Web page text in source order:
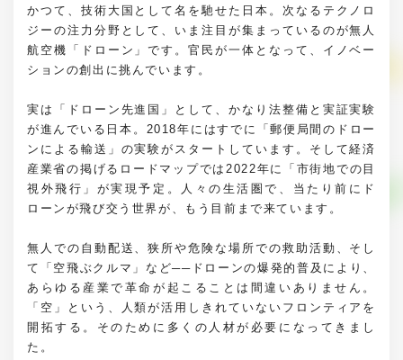
かつて、技術大国として名を馳せた日本。次なるテクノロ
ジーの注力分野として、いま注目が集まっているのが無人
航空機「ドローン」です。官民が一体となって、イノベー
ションの創出に挑んでいます。
実は「ドローン先進国」として、かなり法整備と実証実験
が進んでいる日本。2018年にはすでに「郵便局間のドロー
ンによる輸送」の実験がスタートしています。そして経済
産業省の掲げるロードマップでは2022年に「市街地での目
視外飛行」が実現予定。人々の生活圏で、当たり前にド
ローンが飛び交う世界が、もう目前まで来ています。
無人での自動配送、狭所や危険な場所での救助活動、そし
て「空飛ぶクルマ」など──ドローンの爆発的普及により、
あらゆる産業で革命が起こることは間違いありません。
「空」という、人類が活用しきれていないフロンティアを
開拓する。そのために多くの人材が必要になってきまし
た。